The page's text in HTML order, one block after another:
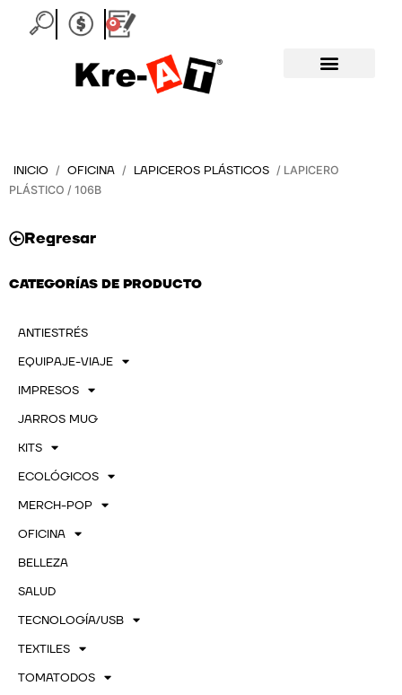
0
Carrito
INICIO / OFICINA / LAPICEROS PLÁSTICOS / LAPICERO
PLÁSTICO / 106B
Regresar
CATEGORÍAS DE PRODUCTO
ANTIESTRÉS
EQUIPAJE-VIAJE
IMPRESOS
JARROS MUG
KITS
ECOLÓGICOS
MERCH-POP
OFICINA
BELLEZA
SALUD
TECNOLOGÍA/USB
TEXTILES
TOMATODOS